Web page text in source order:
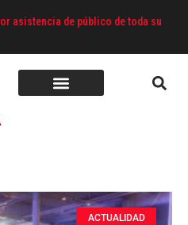
asistencia de público de toda su
ACTUALIDAD